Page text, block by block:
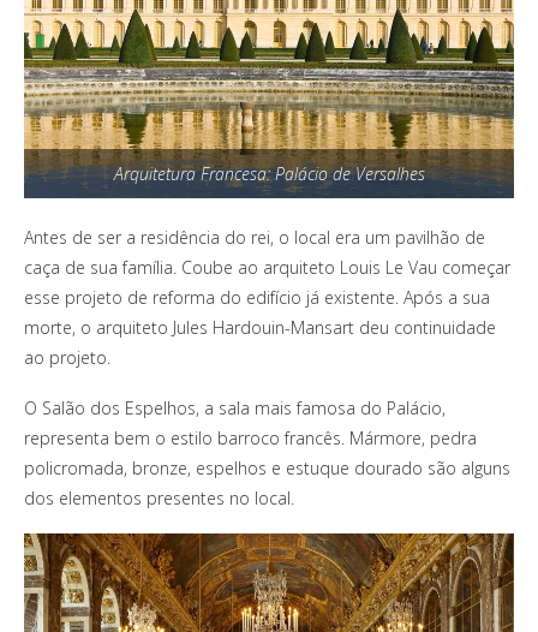
Arquitetura Francesa: Palácio de Versalhes
Antes de ser a residência do rei, o local era um pavilhão de
caça de sua família. Coube ao arquiteto Louis Le Vau começar
esse projeto de reforma do edifício já existente. Após a sua
morte, o arquiteto Jules Hardouin-Mansart deu continuidade
ao projeto.
O Salão dos Espelhos, a sala mais famosa do Palácio,
representa bem o estilo barroco francês. Mármore, pedra
policromada, bronze, espelhos e estuque dourado são alguns
dos elementos presentes no local.